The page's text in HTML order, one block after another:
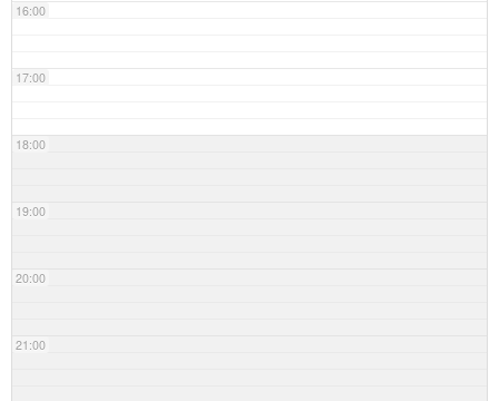
16:00
17:00
18:00
19:00
20:00
21:00